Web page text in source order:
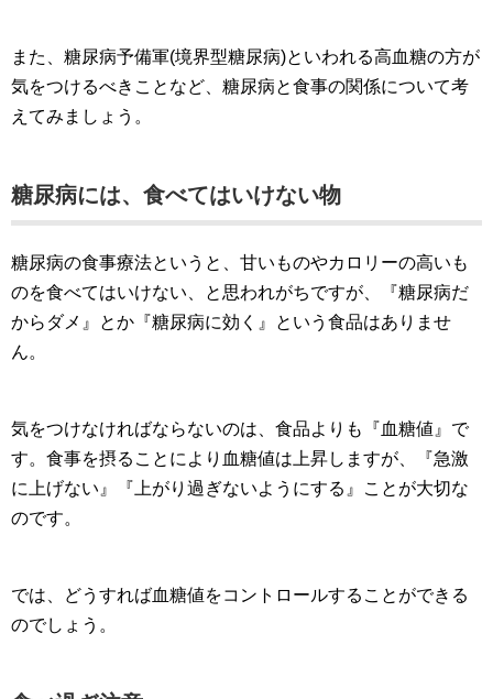
また、糖尿病予備軍(境界型糖尿病)といわれる高血糖の方が
気をつけるべきことなど、糖尿病と食事の関係について考
えてみましょう。
糖尿病には、食べてはいけない物
糖尿病の食事療法というと、甘いものやカロリーの高いも
のを食べてはいけない、と思われがちですが、『糖尿病だ
からダメ』とか『糖尿病に効く』という食品はありませ
ん。
気をつけなければならないのは、食品よりも『血糖値』で
す。食事を摂ることにより血糖値は上昇しますが、『急激
に上げない』『上がり過ぎないようにする』ことが大切な
のです。
では、どうすれば血糖値をコントロールすることができる
のでしょう。